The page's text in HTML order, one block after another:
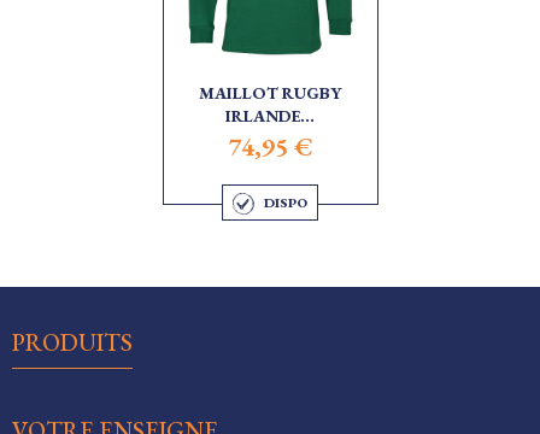
MAILLOT RUGBY
IRLANDE...
74,95 €
DISPO
PRODUITS